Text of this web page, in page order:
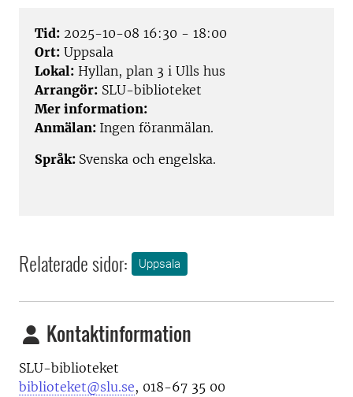
Tid: 2025-10-08 16:30 - 18:00
Ort: Uppsala
Lokal: Hyllan, plan 3 i Ulls hus
Arrangör: SLU-biblioteket
Mer information:
Anmälan: Ingen föranmälan.
Språk: Svenska och engelska.
Relaterade sidor: Uppsala
Kontaktinformation
SLU-biblioteket
biblioteket@slu.se, 018-67 35 00